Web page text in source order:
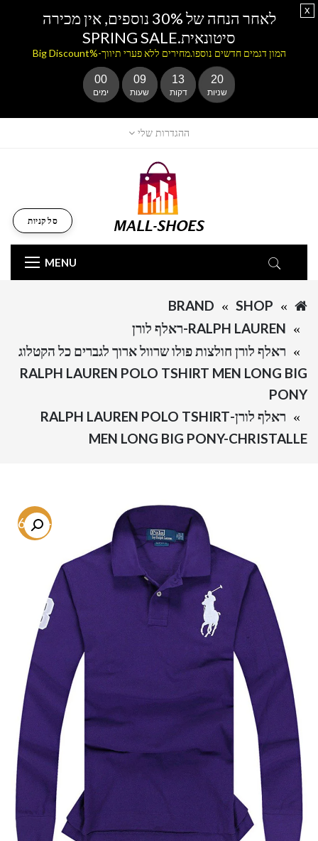
ההגדרות שלי
MENU
סל קניות
SHOP
BRAND
RALPH LAUREN-ראלף לורן
ראלף לורן חולצות פולו שרוול ארוך לגברים כל הקטלוג
RALPH LAUREN POLO TSHIRT MEN LONG BIG
PONY
ראלף לורן-RALPH LAUREN POLO TSHIRT
MEN LONG BIG PONY-CHRISTALLE
-66.8%
לאחר הנחה של 30% נוספים, אין מכירה
סיטונאית.SPRING SALE
המון דגמים חדשים נוספו.מחירים ללא פערי תיווך-%Big Discount
00
ימים
09
שעות
13
דקות
20
שניות
x